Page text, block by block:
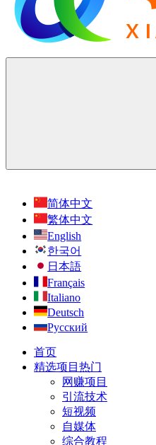
简体中文
繁体中文
English
한국어
日本語
Français
Italiano
Deutsch
Русский
首页
精选项目 热门
网赚项目
引流技术
短视频
自媒体
综合教程